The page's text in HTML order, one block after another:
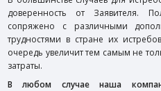
доверенность от Заявителя.
сопряжено с различными
трудностями в стране их
очередь увеличит тем самым не
затраты.
В любом случае наша